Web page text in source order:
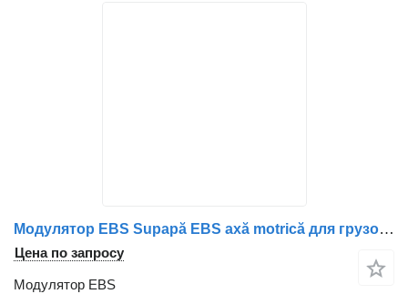
Модулятор EBS Supapă EBS axă motrică для грузовика MAN 81521066059/81521066066/81521066040/81521066072/81521069066
Цена по запросу
Модулятор EBS